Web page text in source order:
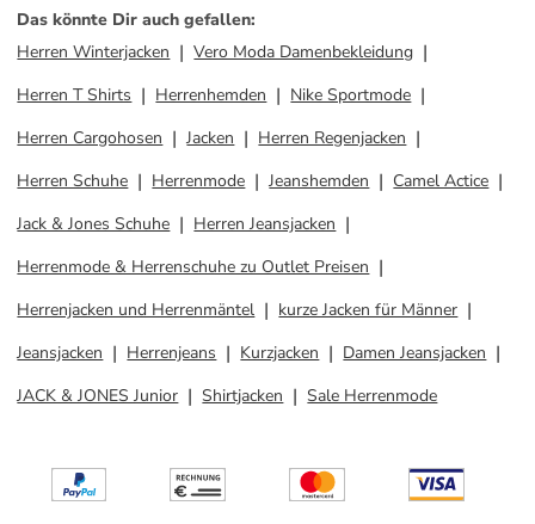
Das könnte Dir auch gefallen:
Herren Winterjacken
Vero Moda Damenbekleidung
Herren T Shirts
Herrenhemden
Nike Sportmode
Herren Cargohosen
Jacken
Herren Regenjacken
Herren Schuhe
Herrenmode Jeanshemden
Camel Actice
Jack & Jones Schuhe
Herren Jeansjacken
Herrenmode & Herrenschuhe zu Outlet Preisen
Herrenjacken und Herrenmäntel
kurze Jacken für Männer
Jeansjacken
Herrenjeans Kurzjacken
Damen Jeansjacken
JACK & JONES Junior
Shirtjacken Sale Herrenmode